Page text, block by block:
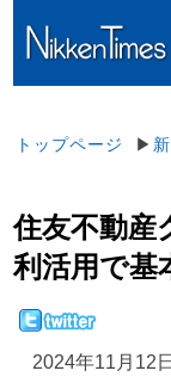
トップページ ▶
住友不動産
利活用で基
2024年11月12